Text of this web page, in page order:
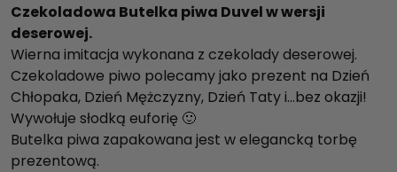
Czekoladowa Butelka piwa Duvel w wersji
deserowej.
Wierna imitacja wykonana z czekolady deserowej.
Czekoladowe piwo polecamy jako prezent na Dzień
Chłopaka, Dzień Mężczyzny, Dzień Taty i…bez okazji!
Wywołuje słodką euforię 🙂
Butelka piwa zapakowana jest w elegancką torbę
prezentową.